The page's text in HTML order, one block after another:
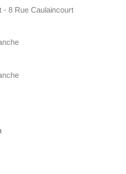
- 8 Rue Caulaincourt